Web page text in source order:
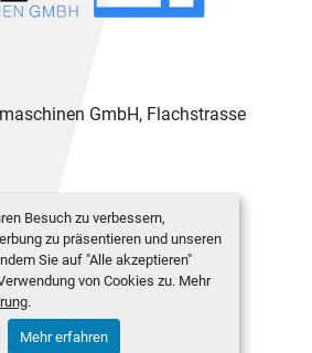
Besuch zu verbessern,
zu präsentieren und unseren
Sie auf "Alle akzeptieren"
von Cookies zu. Mehr
.
Mehr erfahren
GmbH, Flachstrasse